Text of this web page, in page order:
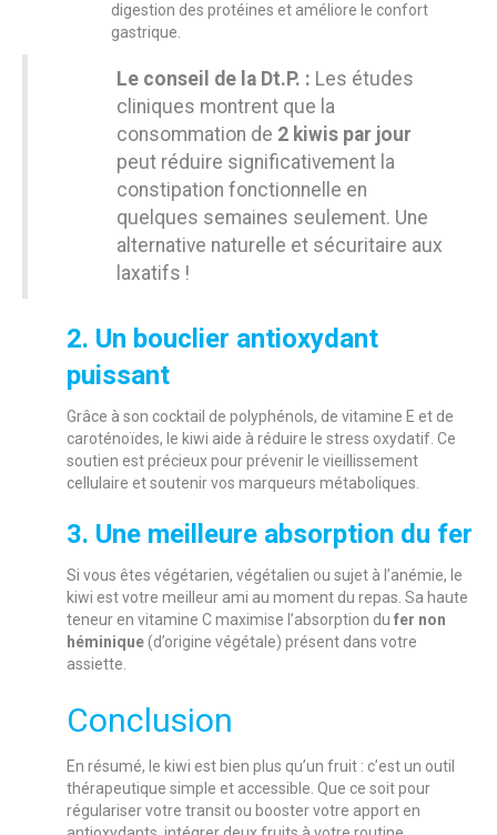
digestion des protéines et améliore le confort
gastrique.
Le conseil de la Dt.P. : Les études
cliniques montrent que la
consommation de 2 kiwis par jour
peut réduire significativement la
constipation fonctionnelle en
quelques semaines seulement. Une
alternative naturelle et sécuritaire aux
laxatifs !
2. Un bouclier antioxydant
puissant
Grâce à son cocktail de polyphénols, de vitamine E et de
caroténoïdes, le kiwi aide à réduire le stress oxydatif. Ce
soutien est précieux pour prévenir le vieillissement
cellulaire et soutenir vos marqueurs métaboliques.
3. Une meilleure absorption du fer
Si vous êtes végétarien, végétalien ou sujet à l’anémie, le
kiwi est votre meilleur ami au moment du repas. Sa haute
teneur en vitamine C maximise l’absorption du fer non
héminique(d’origine végétale) présent dans votre
assiette.
Conclusion
En résumé, le kiwi est bien plus qu’un fruit : c’est un outil
thérapeutique simple et accessible. Que ce soit pour
régulariser votre transit ou booster votre apport en